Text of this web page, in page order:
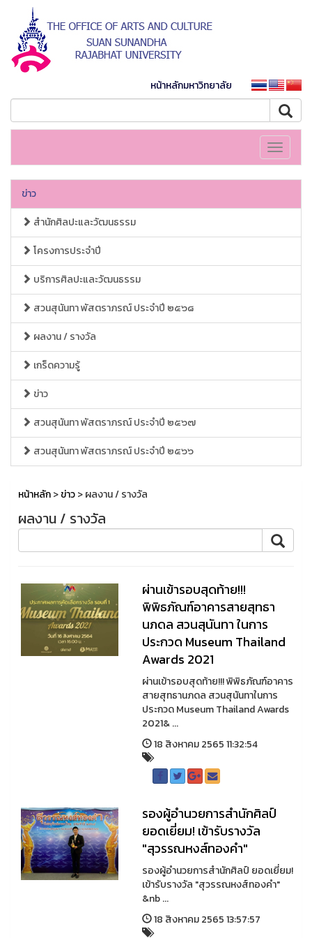
หน้าหลักมหาวิทยาลัย
Toggle
ข่าว
สำนักศิลปะและวัฒนธรรม
โครงการประจำปี
บริการศิลปะและวัฒนธรรม
สวนสุนันทา พัสตราภรณ์ ประจำปี ๒๕๖๘
ผลงาน / รางวัล
เกร็ดความรู้
ข่าว
สวนสุนันทา พัสตราภรณ์ ประจำปี ๒๕๖๗
สวนสุนันทา พัสตราภรณ์ ประจำปี ๒๕๖๖
หน้าหลัก>ข่าว> ผลงาน / รางวัล
ผลงาน / รางวัล
ผ่านเข้ารอบสุดท้าย!!!
พิพิธภัณฑ์อาคารสายสุทธา
นภดล สวนสุนันทา ในการ
ประกวด Museum Thailand
Awards 2021
ผ่านเข้ารอบสุดท้าย!!! พิพิธภัณฑ์อาคาร
สายสุทธานภดล สวนสุนันทาในการ
ประกวด Museum Thailand Awards
2021& ...
18 สิงหาคม 2565 11:32:54
รองผู้อำนวยการสำนักศิลป์
ยอดเยี่ยม! เข้ารับรางวัล
"สุวรรณหงส์ทองคำ"
รองผู้อำนวยการสำนักศิลป์ ยอดเยี่ยม!
เข้ารับรางวัล "สุวรรณหงส์ทองคำ"
&nb ...
18 สิงหาคม 2565 13:57:57